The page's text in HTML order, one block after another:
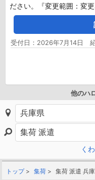
ださい。『変更範囲：変更
受付日：2026年7月14日
他のハ
く
トップ 集荷 集荷 派遣 兵